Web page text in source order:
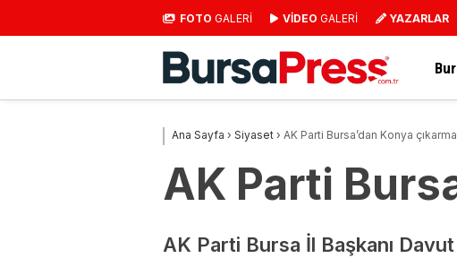
FOTO GALERİ VİDEO GALERİ YAZARLAR
Ana Sayfa › Siyaset › AK Parti Bursa’dan Konya
AK Parti
AK Parti Bursa İl Başkanı